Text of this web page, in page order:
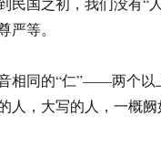
严等。
相同的“仁”——两个以
人，大写的人，一概